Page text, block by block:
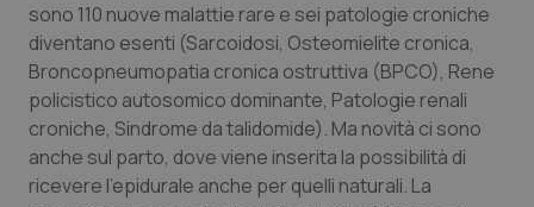
Campania
Emilia-Romagna
Friuli Venezia Giulia
Car-T
Colesterolo & coronaropatie
Dermatite Atopica
sono 110 nuove malattie rare e sei patologie croniche
diventano esenti (Sarcoidosi, Osteomielite cronica,
Broncopneumopatia cronica ostruttiva (BPCO), Rene
policistico autosomico dominante, Patologie renali
croniche, Sindrome da talidomide). Ma novità ci sono
anche sul parto, dove viene inserita la possibilità di
ricevere l’epidurale anche per quelli naturali. La